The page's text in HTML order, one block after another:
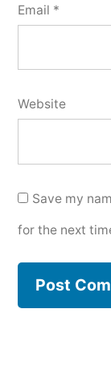
Email *
Website
Save my
for the next